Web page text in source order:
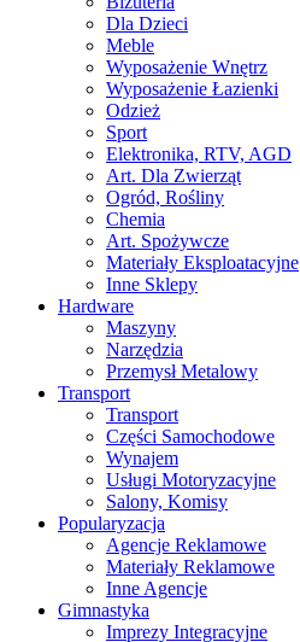
Dla Dzieci
Meble
Wyposażenie Wnętrz
Wyposażenie Łazienki
Odzież
Sport
Elektronika, RTV, AGD
Art. Dla Zwierząt
Ogród, Rośliny
Chemia
Art. Spożywcze
Materiały Eksploatacyjne
Inne Sklepy
Hardware
Maszyny
Narzędzia
Przemysł Metalowy
Transport
Transport
Części Samochodowe
Wynajem
Usługi Motoryzacyjne
Salony, Komisy
Popularyzacja
Agencje Reklamowe
Materiały Reklamowe
Inne Agencje
Gimnastyka
Imprezy Integracyjne